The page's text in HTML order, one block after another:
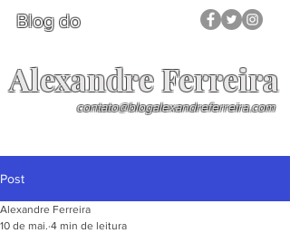
Blog do
Alexandre Ferreira
contato@blogalexandreferreira.com
Post
Alexandre Ferreira
10 de mai. 4 min de leitura